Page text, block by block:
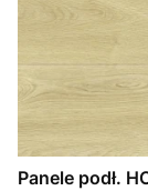
Panele podł.